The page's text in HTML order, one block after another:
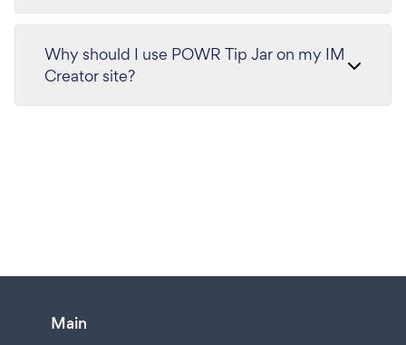
Why should I use POWR Tip Jar on my IM
Creator site?
Main